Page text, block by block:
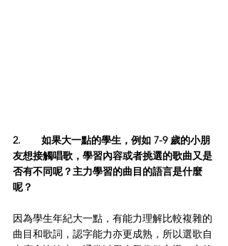
2.	如果大一點的學生，例如 7-9 歲的小朋
友想接觸唱歌，學習內容或者挑選的歌曲又是
否有不同呢？主力學習的曲目的語言是什麼
呢？
因為學生年紀大一點，有能力理解比較複雜的
曲目和歌詞，認字能力亦更成熟，所以選歌自